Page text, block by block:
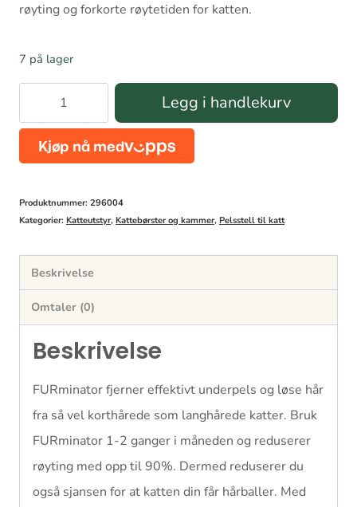
røyting og forkorte røytetiden for katten.
7 på lager
FURminator
Cat
Short
large
antall
Legg i handlekurv
Produktnummer: 296004
Kategorier: Katteutstyr, Kattebørster og kammer, Pelsstell til katt
Beskrivelse
Omtaler (0)
Beskrivelse
FURminator fjerner effektivt underpels og løse hår
fra så vel korthårede som langhårede katter. Bruk
FURminator 1-2 ganger i måneden og reduserer
røyting med opp til 90%. Dermed reduserer du
også sjansen for at katten din får hårballer. Med